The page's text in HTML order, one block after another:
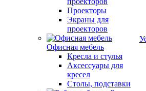
Проекторы
Экраны для
проекторов
Офисная мебель
Кресла и стулья
Аксессуары для
кресел
Столы, подставки